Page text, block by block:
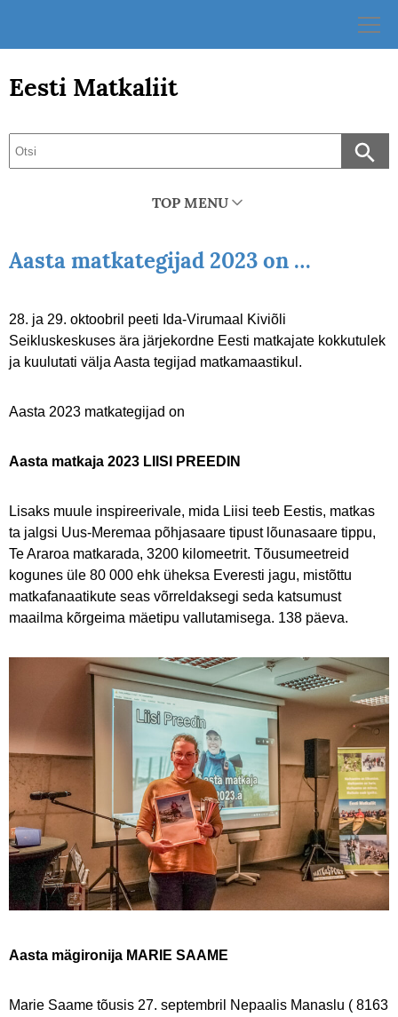
Eesti Matkaliit
TOP MENU
Aasta matkategijad 2023 on …
28. ja 29. oktoobril peeti Ida-Virumaal Kiviõli
Seikluskeskuses ära järjekordne Eesti matkajate kokkutulek
ja kuulutati välja Aasta tegijad matkamaastikul.
Aasta 2023 matkategijad on
Aasta matkaja 2023 LIISI PREEDIN
Lisaks muule inspireerivale, mida Liisi teeb Eestis, matkas
ta jalgsi Uus-Meremaa põhjasaare tipust lõunasaare tippu,
Te Araroa matkarada, 3200 kilomeetrit. Tõusumeetreid
kogunes üle 80 000 ehk üheksa Everesti jagu, mistõttu
matkafanaatikute seas võrreldaksegi seda katsumust
maailma kõrgeima mäetipu vallutamisega. 138 päeva.
Aasta mägironija MARIE SAAME
Marie Saame tõusis 27. septembril Nepaalis Manaslu ( 8163